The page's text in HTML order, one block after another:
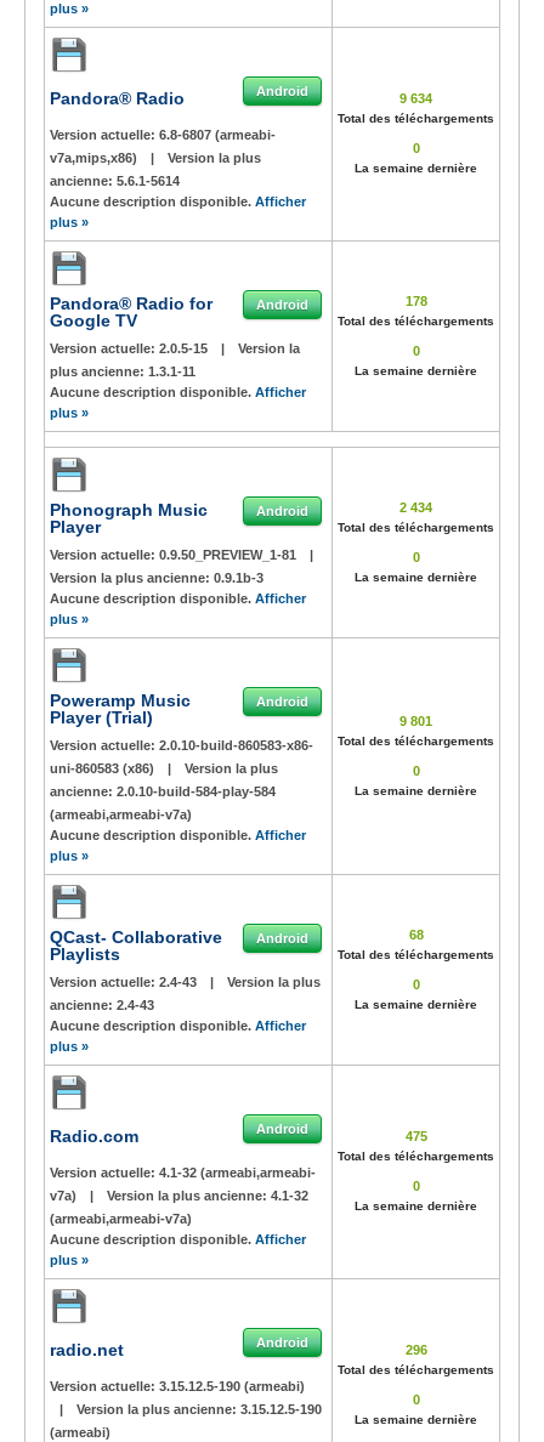
plus »
Pandora® Radio Android
Version actuelle: 6.8-6807 (armeabi-
v7a,mips,x86)
|
Version la plus
ancienne: 5.6.1-5614
Aucune description disponible. Afficher
plus »
9 634
Total des téléchargements
0
La semaine dernière
Pandora® Radio for
Google TV
Android
Version actuelle: 2.0.5-15 |
Version la
plus ancienne: 1.3.1-11
Aucune description disponible. Afficher
plus »
178
Total des téléchargements
0
La semaine dernière
Phonograph Music
Player
Android
Version actuelle: 0.9.50_PREVIEW_1-81
|
Version la plus ancienne: 0.9.1b-3
Aucune description disponible. Afficher
plus »
2 434
Total des téléchargements
0
La semaine dernière
Poweramp Music
Player (Trial)
Android
Version actuelle: 2.0.10-build-860583-x86-
uni-860583 (x86)
|
Version la plus
ancienne: 2.0.10-build-584-play-584
(armeabi,armeabi-v7a)
Aucune description disponible. Afficher
plus »
9 801
Total des téléchargements
0
La semaine dernière
QCast- Collaborative
Playlists
Android
Version actuelle: 2.4-43 |
Version la plus
ancienne: 2.4-43
Aucune description disponible. Afficher
plus »
68
Total des téléchargements
0
La semaine dernière
Radio.com Android
Version actuelle: 4.1-32 (armeabi,armeabi-
v7a)
| Version la plus ancienne: 4.1-32
(armeabi,armeabi-v7a)
Aucune description disponible. Afficher
plus »
475
Total des téléchargements
0
La semaine dernière
radio.net Android
Version actuelle: 3.15.12.5-190 (armeabi)
|
Version la plus ancienne: 3.15.12.5-190
(armeabi)
296
Total des téléchargements
0
La semaine dernière